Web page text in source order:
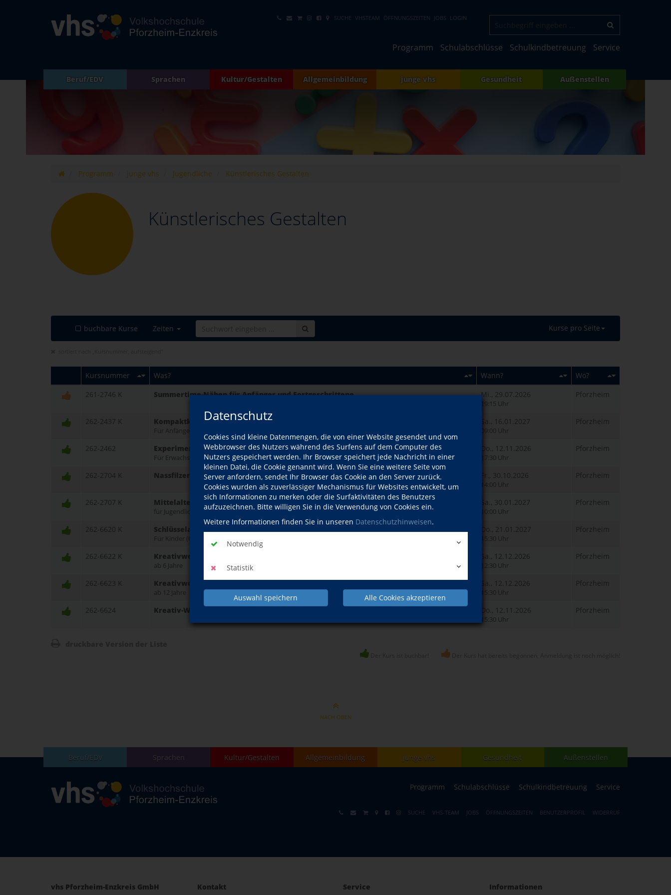
Datenschutz
Cookies sind kleine Datenmengen, die von einer Website gesendet und vom
Webbrowser des Nutzers während des Surfens auf dem Computer des
Nutzers gespeichert werden. Ihr Browser speichert jede Nachricht in einer
kleinen Datei, die Cookie genannt wird. Wenn Sie eine weitere Seite vom
Server anfordern, sendet Ihr Browser das Cookie an den Server zurück.
Cookies wurden als zuverlässiger Mechanismus für Websites entwickelt, um
sich Informationen zu merken oder die Surfaktivitäten des Benutzers
aufzuzeichnen. Bitte willigen Sie in die Verwendung von Cookies ein.
Weitere Informationen finden Sie in unseren Datenschutzhinweisen.
Notwendig
Statistik
Auswahl speichern Alle Cookies akzeptieren
SUCHE VHSTEAM ÖFFNUNGSZEITEN JOBS LOGIN
Programm Schulabschlüsse Schulkindbetreuung Service
Beruf/EDV Sprachen Kultur/Gestalten Allgemeinbildung junge vhs Gesundheit Außenstellen
Programm junge vhs Jugendliche Künstlerisches Gestalten
Künstlerisches Gestalten
buchbare Kurse Zeiten Kurse pro Seite
Kursnummer Was? Wann?
Wo?
261-2746 K
Summertime-Nähen für Anfänger und Fortgeschrittene Mi., 29.07.2026
19:15 Uhr
Pforzheim
262-2437 K Kompaktkurs: Bildgestaltung für Handy- und Kamerafotografie
Für Anfänger und Fortgeschrittene
Sa., 16.01.2027
09:00 Uhr
Pforzheim
262-2462 Experimentelle Acrylmalerei für Anfänger - Einstieg in die abstrakte Malerei
Für Erwachsene und Jugendliche ab 14 Jahren
Do., 12.11.2026
17:30 Uhr
Pforzheim
262-2704 K Nassfilzen für die Herbst- und Winterzeit. Unikate aus Merinowolle Fr., 30.10.2026
14:00 Uhr
Pforzheim
262-2707 K Mittelalterliches Nadelbinden
für Jugendliche und Erwachsene
Sa., 30.01.2027
10:00 Uhr
Pforzheim
262-6620 K Schlüsselanhänger & Taschenanhänger basteln
Für Kinder (6-9 Jahre)
Do., 21.01.2027
15:30 Uhr
Pforzheim
262-6622 K Kreativworkshop: T-Shirt bemalen
ab 6 Jahre
Sa., 12.12.2026
12:30 Uhr
Pforzheim
262-6623 K Kreativworkshop: T-Shirt bemalen
ab 12 Jahre
Sa., 12.12.2026
15:30 Uhr
Pforzheim
262-6624 Kreativ-Werkstatt Für Kinder (6-9 Jahre) Do., 12.11.2026
15:30 Uhr
Pforzheim
NACH OBEN
Beruf/EDV Sprachen Kultur/Gestalten Allgemeinbildung junge vhs Gesundheit Außenstellen
Programm Schulabschlüsse Schulkindbetreuung Service
SUCHE VHS-TEAM JOBS ÖFFNUNGSZEITEN BENUTZERPROFIL WIDERRUF
vhs Pforzheim-Enzkreis GmbH Kontakt Service Informationen